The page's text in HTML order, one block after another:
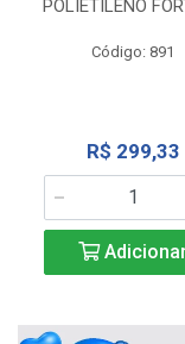
POLIETILENO
Código: 891
R$ 299,33